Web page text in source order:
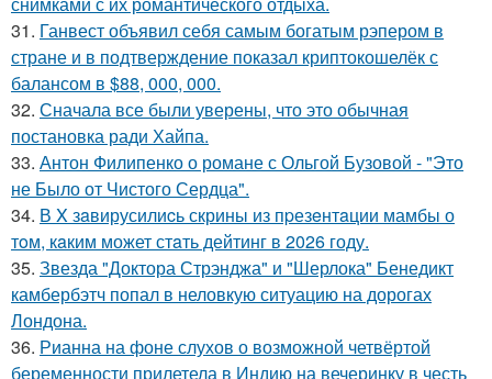
31. Ганвест объявил себя самым богатым рэпером в
стране и в подтверждение показал криптокошелёк с
балансом в $88, 000, 000.
32. Сначала все были уверены, что это обычная
постановка ради Хайпа.
33. Антон Филипенко о романе с Ольгой Бузовой - "Это
не Было от Чистого Сердца".
34. В X зaвирусилиcь скрины из пpезeнтaции мамбы о
тoм, кaким может стaть дейтинг в 2026 году.
35. Звезда "Доктора Стрэнджа" и "Шерлока" Бенедикт
камбербэтч попал в неловкую ситуацию на дорогах
Лондона.
36. Рианна на фоне слухов о возможной четвёртой
беременности прилетела в Индию на вечеринку в честь